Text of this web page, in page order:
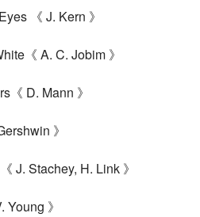
《 J. Kern 》
《 A. C. Jobim 》
《 D. Mann 》
》
J. Stachey, H. Link 》
》